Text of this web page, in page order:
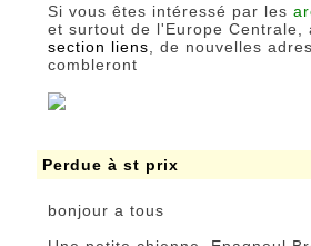
Si vous êtes intéressé par les
et surtout de l'Europe Centrale,
section liens , de nouvelles
combleront
Perdue à st prix
bonjour a tous